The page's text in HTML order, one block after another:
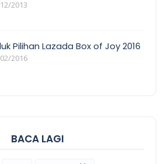
2013
Pilihan Lazada Box of Joy 2016
2016
BACA LAGI